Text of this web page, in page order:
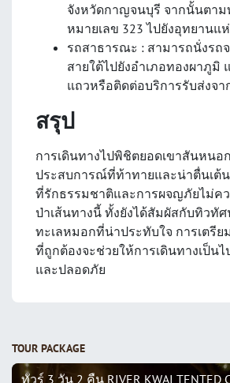
จังหวัดกาญจนบุรี จากนั้นตาม
หมายเลข 323 ไปยังอุทยานแ
รถสาธารณะ : สามารถนั่งรถ
สายใต้ไปยังอำเภอทองผาภูมิ
แถวหรือติดต่อบริการรับส่งจ
สรุป
การเดินทางไปพิชิตยอดเขาสันหนอ
ประสบการณ์ที่ท้าทายและน่าตื่นเต้
ที่รักธรรมชาติและการผจญภัยไม่ค
ป่าเส้นทางนี้ ทั้งยังได้สัมผัสกับทิวทั
ทะเลหมอกที่น่าประทับใจ การเตรีย
ที่ถูกต้องจะช่วยให้การเดินทางเป็น
และปลอดภัย
TOUR PACKAGE